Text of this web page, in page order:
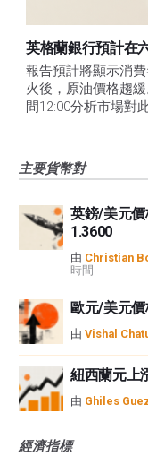
英格蘭銀行預計在
報告預計將顯示消
火後，原油價格趨
間12:00分析市場對
主要貨幣對
英鎊/美元
1.3600
由 Christian
時間
歐元/美元
由 Vishal
紐西蘭元上
由 Ghiles
經濟指標